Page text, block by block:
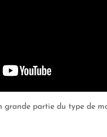
grande partie du type de